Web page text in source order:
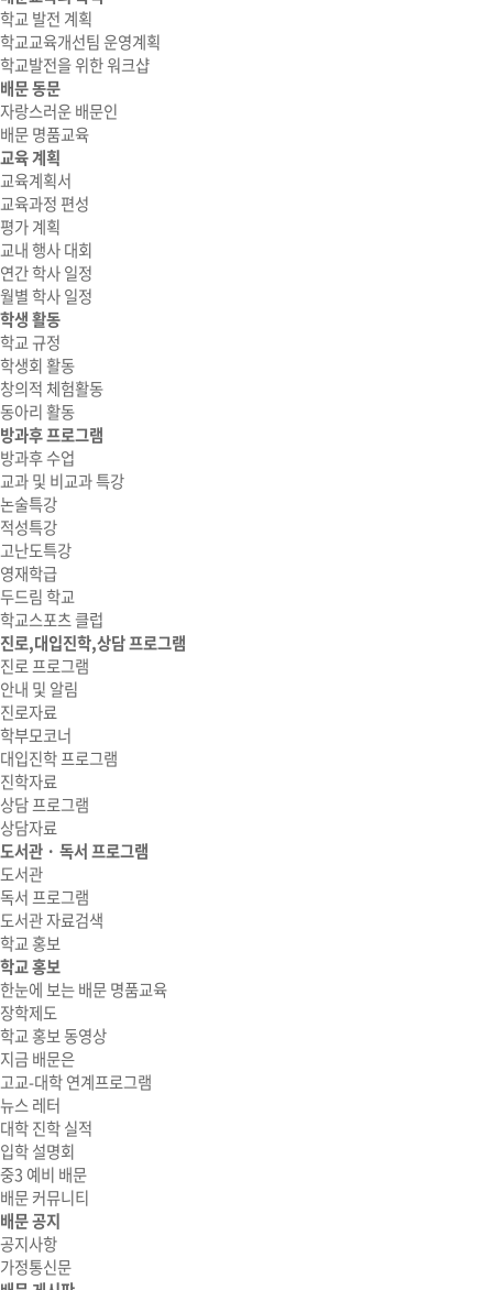
학교 발전 계획
학교교육개선팀 운영계획
학교발전을 위한 워크샵
배문 동문
자랑스러운 배문인
배문 명품교육
교육 계획
교육계획서
교육과정 편성
평가 계획
교내 행사 대회
연간 학사 일정
월별 학사 일정
학생 활동
학교 규정
학생회 활동
창의적 체험활동
동아리 활동
방과후 프로그램
방과후 수업
교과 및 비교과 특강
논술특강
적성특강
고난도특강
영재학급
두드림 학교
학교스포츠 클럽
진로,대입진학,상담 프로그램
진로 프로그램
안내 및 알림
진로자료
학부모코너
대입진학 프로그램
진학자료
상담 프로그램
상담자료
도서관 · 독서 프로그램
도서관
독서 프로그램
도서관 자료검색
학교 홍보
학교 홍보
한눈에 보는 배문 명품교육
장학제도
학교 홍보 동영상
지금 배문은
고교-대학 연계프로그램
뉴스 레터
대학 진학 실적
입학 설명회
중3 예비 배문
배문 커뮤니티
배문 공지
공지사항
가정통신문